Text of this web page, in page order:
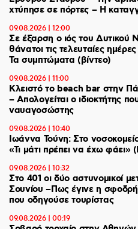
χτύπησε σε πόρτες – Η
09.08.2026 | 12:00
Σε έξαρση ο ιός του Δυτικού
θάνατοι τις τελευταίες
Τα συμπτώματα (βίντεο)
09.08.2026 | 11:00
Κλειστό το beach bar στην
– Απολογείται ο ιδιοκτήτης
ναυαγοσώστης
09.08.2026 | 10:40
Ιωάννα Τούνη: Στο
«Τι μάτι πρέπει να έχω φάει»
09.08.2026 | 10:32
Στο 401 οι δύο αστυνομικοί
Σουνίου –Πως έγινε η
που οδηγούσε τουρίστας
09.08.2026 | 00:19